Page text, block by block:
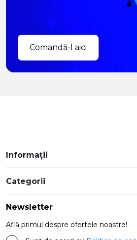
Comandă-l aici
Informații
Categorii
Newsletter
Află primul despre ofertele noastre!